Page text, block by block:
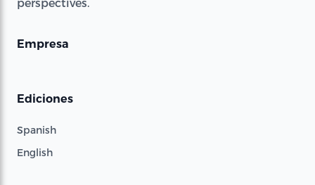
Empresa
Ediciones
Spanish
English